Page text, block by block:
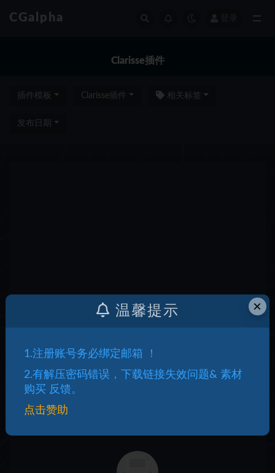
CGalpha
Clarisse插件
插件模板 Clarisse插件 相关标签
发布日期
×
温馨提示
1.注册账号务必绑定邮箱 ！
2.有解压密码错误，下载链接失效问题& 素材
购买 反馈。
点击赞助